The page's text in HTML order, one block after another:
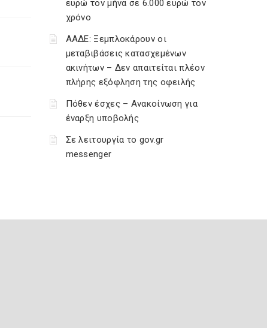
ευρώ τον μήνα σε 6.000 ευρώ τον
χρόνο
ΑΑΔΕ: Ξεμπλοκάρουν οι
μεταβιβάσεις κατασχεμένων
ακινήτων – Δεν απαιτείται πλέον
πλήρης εξόφληση της οφειλής
Πόθεν έσχες – Ανακοίνωση για
έναρξη υποβολής
Σε λειτουργία το gov.gr
messenger